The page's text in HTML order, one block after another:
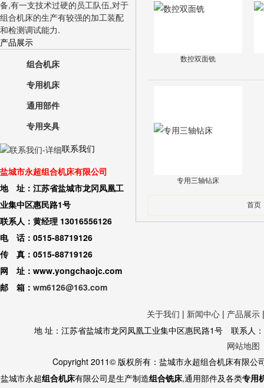
产品展示
组合机床
专用机床
通用部件
专用夹具
联系我们
盐城市永超组合机床有限公司
地 址：江苏省盐城市龙冈凤凰工
业集中区惠民路1号
联系人：黄经理 13016556126
电 话：0515-88719126
传 真：0515-88719126
网 址：www.yongchaojc.com
邮 箱： wm6126@163.com
数控双面铣
专用三轴钻床
首页
关于我们 | 新闻中心 | 产品展示
地 址：江苏省盐城市龙冈凤凰工业集中区惠民路1号 联系
网站地图
Copyright 2011© 版权所有：盐城市永超组合机床有限
盐城市永超组合机床有限公司是生产制造组合铣床,通用部件及各类专用